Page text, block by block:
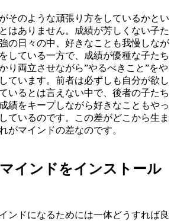
そのような頑張り方をしているかとい
はありません。成績が芳しくない子た
の日々の中、好きなことも我慢しなが
している一方で、成績が優種な子たち
り両立させながら”やるべきこと”をや
ています。前者は必ずしも自分が欲し
いるとは言えない中で、後者の子たち
績をキープしながら好きなこともやっ
ているのです。この差がどこから生ま
がマインドの差なのです。
インドをインストール
ンドになるためには一体どうすれば良